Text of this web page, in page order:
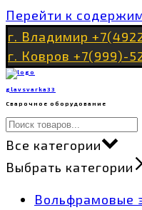
Перейти к
г. Владимир
г. Ковров +7(999)-
glavsvarka33
Сварочное оборудование
Все категории
Выбрать категории
Вольфрамовые